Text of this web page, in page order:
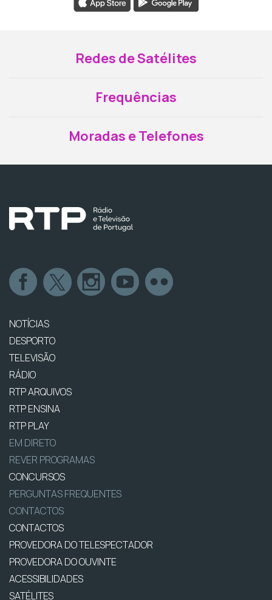
Redes de Satélites
Frequências
Moradas e Telefones
NOTÍCIAS
DESPORTO
TELEVISÃO
RÁDIO
RTP ARQUIVOS
RTP ENSINA
RTP PLAY
EM DIRETO
REVER PROGRAMAS
CONCURSOS
PERGUNTAS FREQUENTES
CONTACTOS
CONTACTOS
PROVEDORA DO TELESPECTADOR
PROVEDORA DO OUVINTE
ACESSIBILIDADES
SATÉLITES